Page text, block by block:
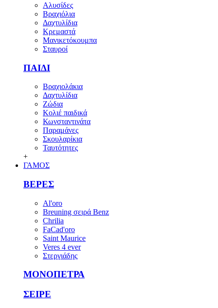
Αλυσίδες
Βραχιόλια
Δαχτυλίδια
Κρεμαστά
Μανικετόκουμπα
Σταυροί
ΠΑΙΔΙ
Βραχιολάκια
Δαχτυλίδια
Ζώδια
Κολιέ παιδικά
Κωνσταντινάτα
Παραμάνες
Σκουλαρίκια
Ταυτότητες
+
ΓΑΜΟΣ
ΒΕΡΕΣ
Al'oro
Breuning σειρά Benz
Chrilia
FaCad'oro
Saint Maurice
Veres 4 ever
Στεργιάδης
ΜΟΝΟΠΕΤΡΑ
ΣΕΙΡΕ